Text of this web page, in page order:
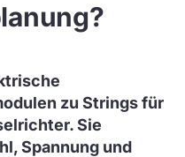
zu Strings für
Sie
Spannung und